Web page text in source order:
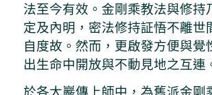
法至今有效。金剛乘教法與修持
定及內明，密法修持証悟不離世
自度故。然而，更啟發方便與覺
出生命中開放與不動見地之互連
於各大巖傳上師中，為舊派金剛